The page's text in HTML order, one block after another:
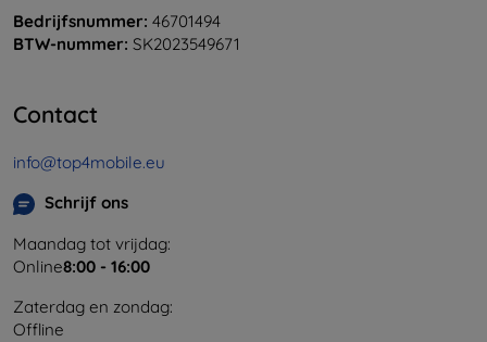
Bedrijfsnummer: 46701494
BTW-nummer: SK2023549671
Contact
info@top4mobile.eu
Schrijf ons
Maandag tot vrijdag:
Online8:00 - 16:00
Zaterdag en zondag:
Offline